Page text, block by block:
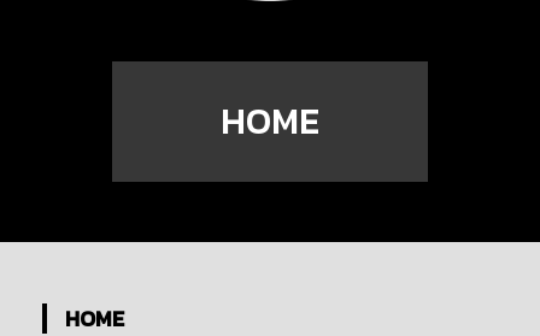
HOME
HOME